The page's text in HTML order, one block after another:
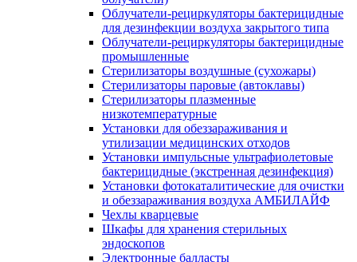
Облучатели-рециркуляторы бактерицидные
для дезинфекции воздуха закрытого типа
Облучатели-рециркуляторы бактерицидные
промышленные
Стерилизаторы воздушные (сухожары)
Стерилизаторы паровые (автоклавы)
Стерилизаторы плазменные
низкотемпературные
Установки для обеззараживания и
утилизации медицинских отходов
Установки импульсные ультрафиолетовые
бактерицидные (экстренная дезинфекция)
Установки фотокаталитические для очистки
и обеззараживания воздуха АМБИЛАЙФ
Чехлы кварцевые
Шкафы для хранения стерильных
эндоскопов
Электронные балласты